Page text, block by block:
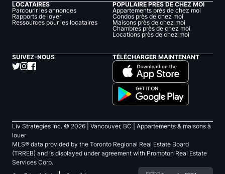
LOCATAIRES
Parcourir les annonces
Rapports de loyer
Ressources pour les locataires
POPULAIRE PRÈS DE CHEZ MOI
Appartements près de chez moi
Condos près de chez moi
Maisons près de chez moi
Chambres près de chez moi
Locations près de chez moi
SUIVEZ-NOUS TÉLÉCHARGER MAINTENANT
Liv Strategies Inc. © 2026 | Vancouver, BC |
Appartements & maisons à
louer
MLS® data provided by the Toronto Regional Real Estate Board
(TRREB) and is displayed under agreement with Prompton Real Estate
Services Corp.